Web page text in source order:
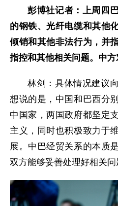
彭博社记者：上周四
的钢铁、光纤电缆和其他
倾销和其他非法行为，并
指控和其他相关问题。中方
林剑：具体情况建议
想说的是，中国和巴西分
中国家，两国政府都坚定
主义，同时也积极致力于
展。中巴经贸关系的本质
双方能够妥善处理好相关问